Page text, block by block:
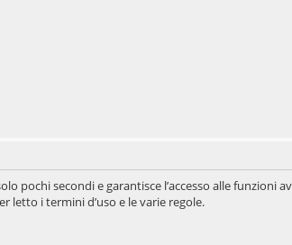
pochi secondi e garantisce l’accesso alle funzioni
letto i termini d’uso e le varie regole.